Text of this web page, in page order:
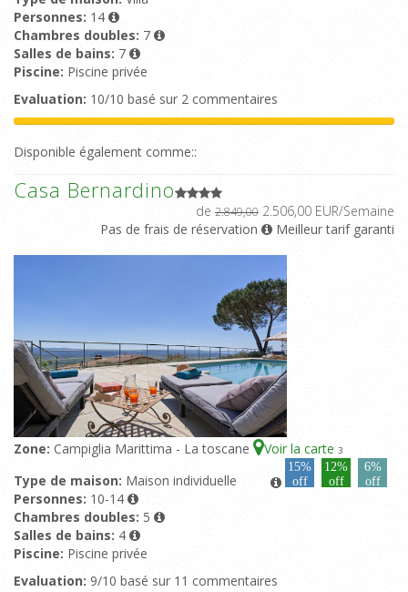
Personnes: 14
Chambres doubles: 7
Salles de bains: 7
Piscine: Piscine privée
Evaluation: 10/10 basé sur 2 commentaires
Disponible également comme::
Casa Bernardino
de 2.849,00 2.506,00 EUR/Semaine
Pas de frais de réservation
Meilleur tarif garanti
Zone: Campiglia Marittima - La toscane Voir la carte 3
15%
off
12%
off
6%
off
Type de maison: Maison individuelle
Personnes: 10-14
Chambres doubles: 5
Salles de bains: 4
Piscine: Piscine privée
Evaluation: 9/10 basé sur 11 commentaires